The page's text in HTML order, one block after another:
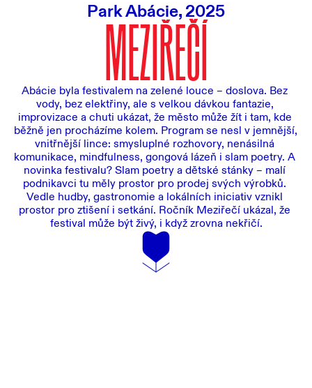
Park Abácie, 2025
MEZIŘEČÍ
Abácie byla festivalem na zelené louce – doslova. Bez
vody, bez elektřiny, ale s velkou dávkou fantazie,
improvizace a chuti ukázat, že město může žít i tam, kde
běžně jen procházíme kolem. Program se nesl v jemnější,
vnitřnější lince: smysluplné rozhovory, nenásilná
komunikace, mindfulness, gongová lázeň i slam poetry. A
novinka festivalu? Slam poetry a dětské stánky – malí
podnikavci tu měly prostor pro prodej svých výrobků.
Vedle hudby, gastronomie a lokálních iniciativ vznikl
prostor pro ztišení i setkání. Ročník Meziřečí ukázal, že
festival může být živý, i když zrovna nekřičí.